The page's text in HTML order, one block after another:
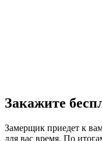
Закажите
Замерщик приедет к
для вас время. По